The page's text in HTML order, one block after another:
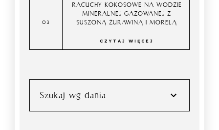
RACUCHY KOKOSOWE NA WODZIE
MINERALNEJ GAZOWANEJ Z
SUSZONĄ ŻURAWINĄ I MORELĄ
CZYTAJ WIĘCEJ
Szukaj wg dania